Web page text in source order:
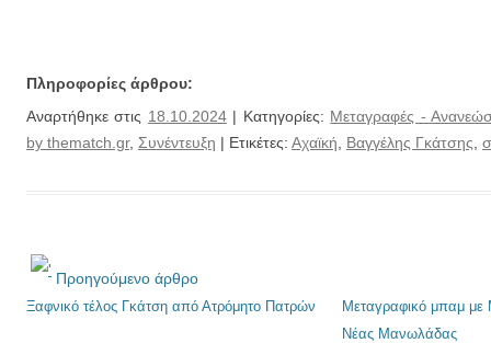
Πληροφορίες άρθρου:
Αναρτήθηκε στις 18.10.2024| Κατηγορίες: Μεταγραφές -
by thematch.gr, Συνέντευξη | Ετικέτες: Αχαϊκή Βαγγέλης Γκάτσης
Προηγούμενο άρθρο
Ξαφνικό τέλος Γκάτση από Ατρόμητο Πατρών
Μεταγραφικό μπαμ
Νέας Μανωλάδας